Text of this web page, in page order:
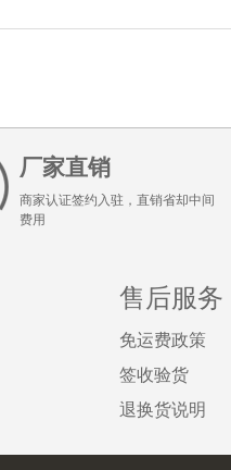
厂家直销
商家认证签约入驻，直销省却中间
费用
售后服务
免运费政策
签收验货
退换货说明